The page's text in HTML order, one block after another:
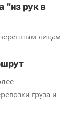
"из рук в
лицам
груза и